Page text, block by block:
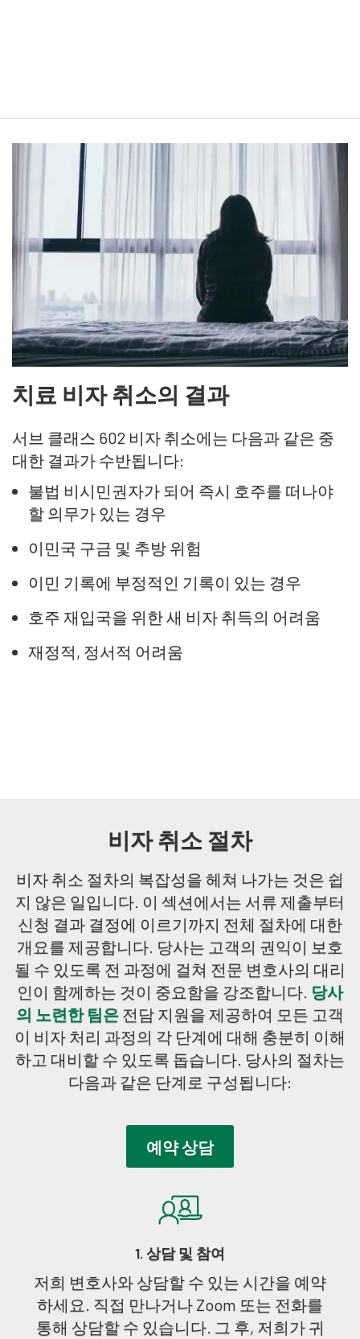
치료 비자 취소의 결과
서브 클래스 602 비자 취소에는 다음과 같은 중
대한 결과가 수반됩니다:
불법 비시민권자가 되어 즉시 호주를 떠나야
할 의무가 있는 경우
이민국 구금 및 추방 위험
이민 기록에 부정적인 기록이 있는 경우
호주 재입국을 위한 새 비자 취득의 어려움
재정적, 정서적 어려움
비자 취소 절차
비자 취소 절차의 복잡성을 헤쳐 나가는 것은 쉽
지 않은 일입니다. 이 섹션에서는 서류 제출부터
신청 결과 결정에 이르기까지 전체 절차에 대한
개요를 제공합니다. 당사는 고객의 권익이 보호
될 수 있도록 전 과정에 걸쳐 전문 변호사의 대리
인이 함께하는 것이 중요함을 강조합니다. 당사
의 노련한 팀은 전담 지원을 제공하여 모든 고객
이 비자 처리 과정의 각 단계에 대해 충분히 이해
하고 대비할 수 있도록 돕습니다. 당사의 절차는
다음과 같은 단계로 구성됩니다:
1. 상담 및 참여
저희 변호사와 상담할 수 있는 시간을 예약
하세요. 직접 만나거나 Zoom 또는 전화를
통해 상담할 수 있습니다. 그 후, 저희가 귀
예약 상담